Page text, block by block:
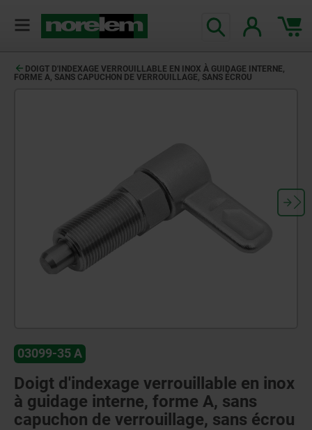
DOIGT D'INDEXAGE VERROUILLABLE EN INOX À GUIDAGE INTERNE,
FORME A, SANS CAPUCHON DE VERROUILLAGE, SANS ÉCROU
03099-35 A
Doigt d'indexage verrouillable en inox
à guidage interne, forme A, sans
capuchon de verrouillage, sans écrou